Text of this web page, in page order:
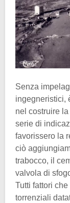
Senza
ingegneristici,
nel costruire
serie di
favorissero la
ciò
trabocco, il
valvola di
Tutti fattori
torrenziali